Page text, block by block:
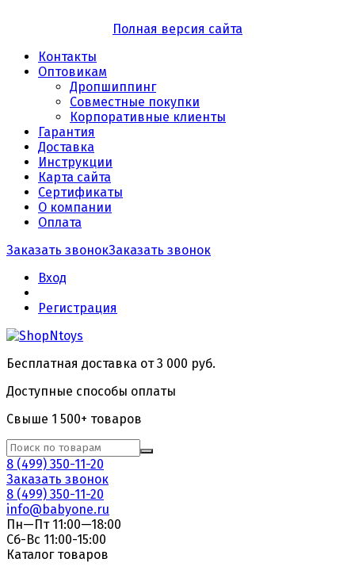
Полная версия сайта
Контакты
Оптовикам
Дропшиппинг
Совместные покупки
Корпоративные клиенты
Гарантия
Доставка
Инструкции
Карта сайта
Сертификаты
О компании
Оплата
Заказать звонокЗаказать звонок
Вход
Регистрация
Бесплатная доставка от 3 000 руб.
Доступные способы оплаты
Свыше 1 500+ товаров
8 (499) 350-11-20
Заказать звонок
8 (499) 350-11-20
info@babyone.ru
Пн—Пт 11:00—18:00
Сб-Вс 11:00-15:00
Каталог товаров